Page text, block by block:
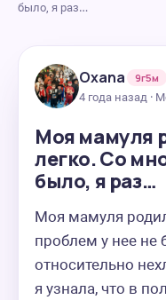
было, я раз…
Oxana 9г5м
4 года назад ·
Моя мамуля
легко. Со
было, я раз…
Моя мамуля
проблем у нее не
относительно
я узнала, что в